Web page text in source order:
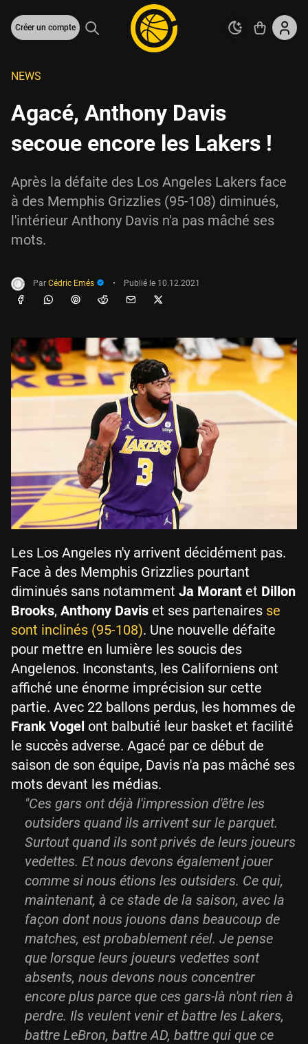
Créer un compte
NEWS
Agacé, Anthony Davis
secoue encore les Lakers !
Après la défaite des Los Angeles Lakers face
à des Memphis Grizzlies (95-108) diminués,
l'intérieur Anthony Davis n'a pas mâché ses
mots.
Par Cédric Emés • Publié le 10.12.2021
Les Los Angeles n'y arrivent décidément pas.
Face à des Memphis Grizzlies pourtant
diminués sans notamment Ja Morant et Dillon
Brooks, Anthony Davis et ses partenaires se
sont inclinés (95-108). Une nouvelle défaite
pour mettre en lumière les soucis des
Angelenos. Inconstants, les Californiens ont
affiché une énorme imprécision sur cette
partie. Avec 22 ballons perdus, les hommes de
Frank Vogel ont balbutié leur basket et facilité
le succès adverse. Agacé par ce début de
saison de son équipe, Davis n'a pas mâché ses
mots devant les médias.
"Ces gars ont déjà l'impression d'être les
outsiders quand ils arrivent sur le parquet.
Surtout quand ils sont privés de leurs joueurs
vedettes. Et nous devons également jouer
comme si nous étions les outsiders. Ce qui,
maintenant, à ce stade de la saison, avec la
façon dont nous jouons dans beaucoup de
matches, est probablement réel. Je pense
que lorsque leurs joueurs vedettes sont
absents, nous devons nous concentrer
encore plus parce que ces gars-là n'ont rien à
perdre. Ils veulent venir et battre les Lakers,
battre LeBron, battre AD, battre qui que ce